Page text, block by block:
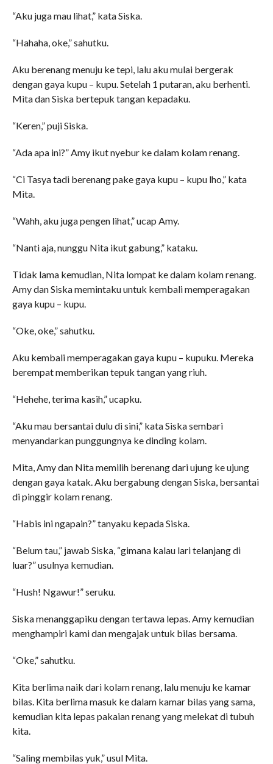
“Aku juga mau lihat,” kata Siska.
“Hahaha, oke,” sahutku.
Aku berenang menuju ke tepi, lalu aku mulai bergerak
dengan gaya kupu – kupu. Setelah 1 putaran, aku berhenti.
Mita dan Siska bertepuk tangan kepadaku.
“Keren,” puji Siska.
“Ada apa ini?” Amy ikut nyebur ke dalam kolam renang.
“Ci Tasya tadi berenang pake gaya kupu – kupu lho,” kata
Mita.
“Wahh, aku juga pengen lihat,” ucap Amy.
“Nanti aja, nunggu Nita ikut gabung,” kataku.
Tidak lama kemudian, Nita lompat ke dalam kolam renang.
Amy dan Siska memintaku untuk kembali memperagakan
gaya kupu – kupu.
“Oke, oke,” sahutku.
Aku kembali memperagakan gaya kupu – kupuku. Mereka
berempat memberikan tepuk tangan yang riuh.
“Hehehe, terima kasih,” ucapku.
“Aku mau bersantai dulu di sini,” kata Siska sembari
menyandarkan punggungnya ke dinding kolam.
Mita, Amy dan Nita memilih berenang dari ujung ke ujung
dengan gaya katak. Aku bergabung dengan Siska, bersantai
di pinggir kolam renang.
“Habis ini ngapain?” tanyaku kepada Siska.
“Belum tau,” jawab Siska, “gimana kalau lari telanjang di
luar?” usulnya kemudian.
“Hush! Ngawur!” seruku.
Siska menanggapiku dengan tertawa lepas. Amy kemudian
menghampiri kami dan mengajak untuk bilas bersama.
“Oke,” sahutku.
Kita berlima naik dari kolam renang, lalu menuju ke kamar
bilas. Kita berlima masuk ke dalam kamar bilas yang sama,
kemudian kita lepas pakaian renang yang melekat di tubuh
kita.
“Saling membilas yuk,” usul Mita.